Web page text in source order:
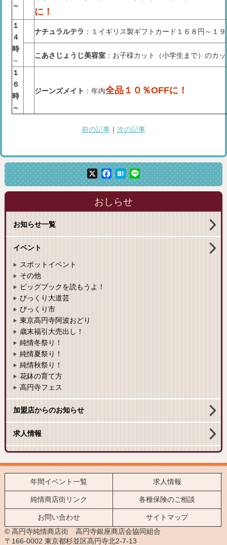
～
に！
１
４
時
～
ナチュラルテラ ：１イギリス製ギフトカード１６８円～１
こあさじょうじ美容室 ：お子様カット（小学生まで）のカ
１
６
時
～
ジーンズメイト ：年内全品１０％OFFに！
前の記事 次の記事
X Facebook
Hatena
Line
おしらせ
お知らせ一覧
イベント
スポットイベント
その他
ビッグブックを読もうよ！
びっくり大道芸
びっくり市
東京高円寺阿波おどり
歳末福引大売出し！
純情冬祭り！
純情夏祭り！
純情秋祭り！
花鉢の育て方
高円寺フェス
加盟店からのお知らせ
求人情報
年間イベント一覧 求人情報
純情商店街リンク 各種保険のご相談
お問い合わせ
サイトマップ
© 高円寺純情商店街 高円寺銀座商店会協同組合
〒166-0002 東京都杉並区高円寺北2-7-13